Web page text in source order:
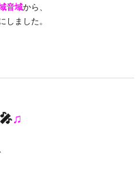
音域から、
しました。
♫